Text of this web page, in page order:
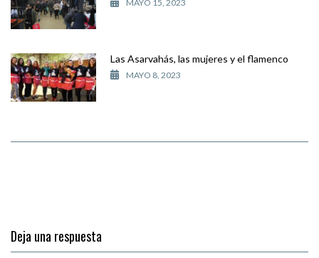
MAYO 15, 2023
Las Asarvahás, las mujeres y el flamenco
MAYO 8, 2023
Deja una respuesta